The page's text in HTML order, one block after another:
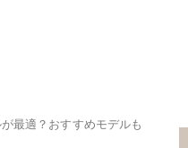
最適？おすすめモデルも